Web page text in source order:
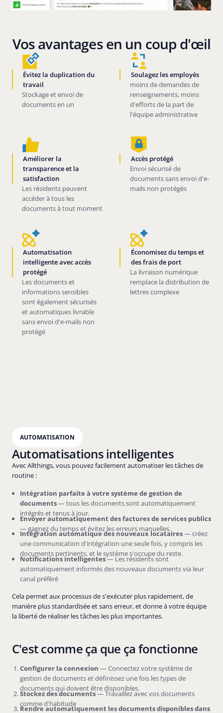
Vos avantages en un coup d'œil
Évitez la duplication du
travail
Stockage et envoi de
documents en un
Soulagez les employés
moins de demandes de
renseignements, moins
d'efforts de la part de
l'équipe administrative
Améliorer la
transparence et la
satisfaction
Les résidents peuvent
accéder à tous les
documents à tout moment
Accès protégé
Envoi sécurisé de
documents sans envoi d'e-
mails non protégés
Automatisation
intelligente avec accès
protégé
Les documents et
informations sensibles
sont également sécurisés
et automatiques livrable
sans envoi d'e-mails non
protégé
Économisez du temps et
des frais de port
La livraison numérique
remplace la distribution de
lettres complexe
AUTOMATISATION
Automatisations intelligentes
Avec Allthings, vous pouvez facilement automatiser les tâches de
routine :
Intégration parfaite à votre système de gestion de
documents— tous les documents sont automatiquement
intégrés et tenus à jour.
Envoyer automatiquement des factures de services publics
— gagnez du temps et évitez les erreurs manuelles.
Intégration automatique des nouveaux locataires— créez
une communication d'intégration une seule fois, y compris les
documents pertinents, et le système s'occupe du reste.
Notifications intelligentes— Les résidents sont
automatiquement informés des nouveaux documents via leur
canal préféré
Cela permet aux processus de s'exécuter plus rapidement, de
manière plus standardisée et sans erreur, et donne à votre équipe
la liberté de réaliser les tâches les plus importantes.
C'est comme ça que ça fonctionne
Configurer la connexion — Connectez votre système de
gestion de documents et définissez une fois les types de
documents qui doivent être disponibles.
Stockez des documents— Travaillez avec vos documents
comme d'habitude
Rendre automatiquement les documents disponibles dans